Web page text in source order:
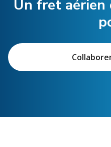
Un fret aérien